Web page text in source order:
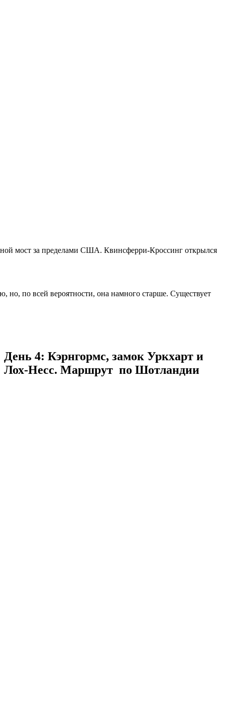
мост за пределами США. Квинсферри-Кроссинг открылся
по всей вероятности, она намного старше. Существует
День 4: Кэрнгормс, замок Уркхарт и
Лох-Несс. Маршрут по Шотландии